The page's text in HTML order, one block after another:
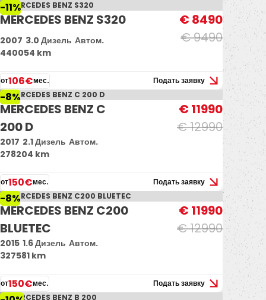
-11%
MERCEDES BENZ S320
€ 9490
€ 8490
2007 3.0 Дизель Автом.
440054 km
от106€мес. Подать заявку
-8%
MERCEDES BENZ C
200 D
€ 12990
€ 11990
2017 2.1 Дизель Автом.
278204 km
от150€мес. Подать заявку
-8%
MERCEDES BENZ C200
BLUETEC
€ 12990
€ 11990
2015 1.6 Дизель Автом.
327581 km
от150€мес. Подать заявку